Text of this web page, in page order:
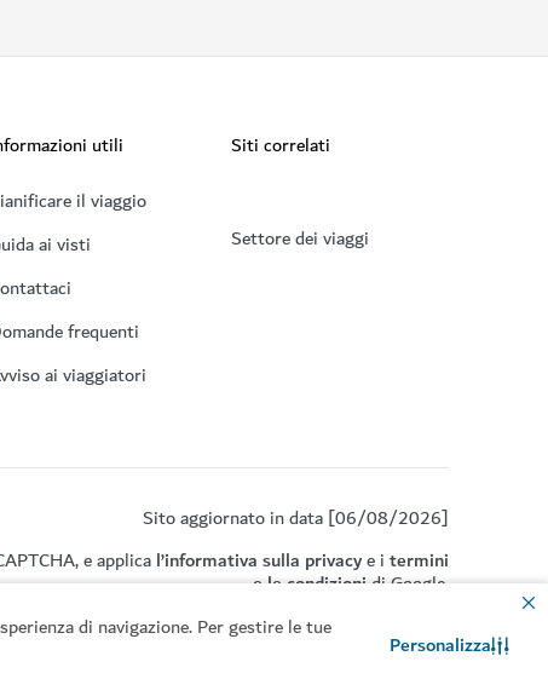
di navigazione. Per gestire le tue
Personalizza
utili
il viaggio
ai visti
frequenti
ai viaggiatori
Siti correlati
Settore dei viaggi
Sito aggiornato in data [06/08/2026]
e applical’informativa sulla privacye itermini
e le condizionidi Google.